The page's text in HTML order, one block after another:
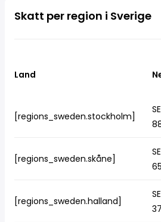
Skatt per region i Sverige
Land
[regions_sweden.stockholm]
[regions_sweden.skåne]
[regions_sweden.halland]